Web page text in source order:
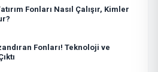
Fonları Nasıl Çalışır, Kimler
Fonları! Teknoloji ve